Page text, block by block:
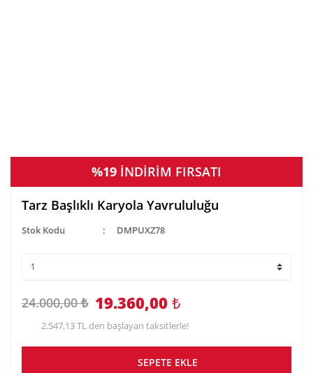
%19 İNDİRİM FIRSATI
Tarz Başlıklı Karyola Yavrululuğu
Stok Kodu DMPUXZ78
24.000,00 ₺ 19.360,00 ₺
2.547,13 TL den başlayan taksitlerle!
SEPETE EKLE